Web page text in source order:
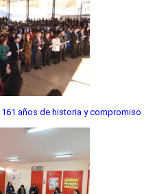
años de historia y compromiso